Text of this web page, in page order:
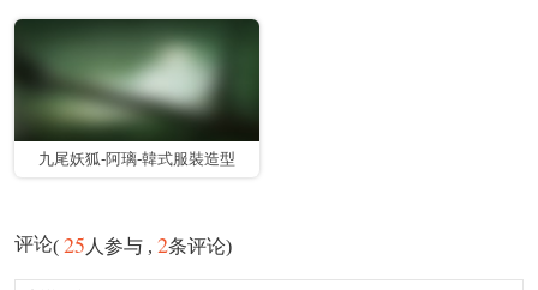
九尾妖狐-阿璃-韓式服裝造型
评论( 25人参与 , 2条评论)